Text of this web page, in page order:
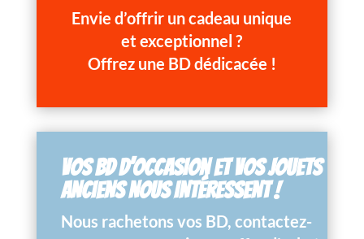
Envie d’offrir un cadeau unique
et exceptionnel ?
Offrez une BD dédicacée !
VOS BD D’OCCASION ET VOS JOUETS
ANCIENS NOUS INTÉRESSENT !
Nous rachetons vos BD, contactez-